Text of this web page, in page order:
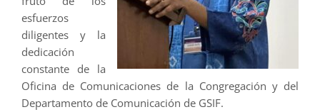
esfuerzos
diligentes y la
dedicación
constante de la
Oficina de Comunicaciones de la Congregación y del
Departamento de Comunicación de GSIF.